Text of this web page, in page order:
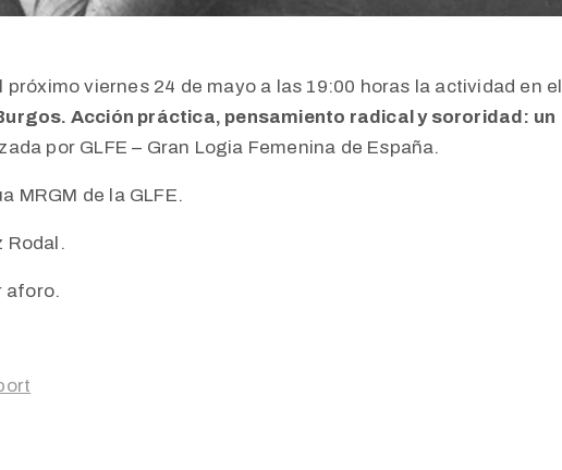
viernes 24 de mayo a las 19:00 horas la actividad en el
Acción práctica, pensamiento radical y sororidad: un
por GLFE – Gran Logia Femenina de España.
MRGM de la GLFE.
Rodal.
aforo.